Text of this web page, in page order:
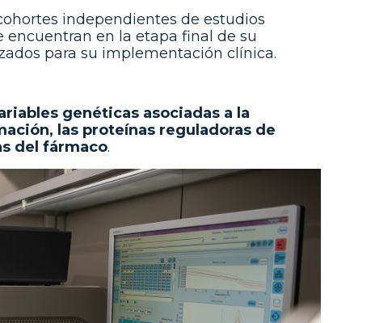
independientes de estudios
en la etapa final de su
para su implementación clínica.
genéticas asociadas a la
las proteínas reguladoras de
del fármaco.